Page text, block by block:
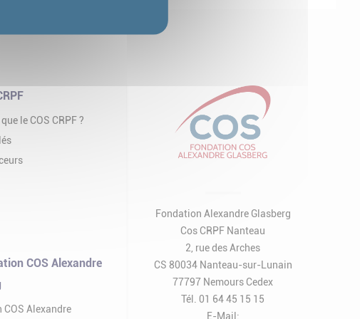
le COS CRPF ?
COS Alexandre
COS Alexandre
Fondation Alexandre Glasberg
Cos CRPF Nanteau
2, rue des Arches
CS 80034 Nanteau-sur-Lunain
77797 Nemours Cedex
Tél. 01 64 45 15 15
E-Mail: